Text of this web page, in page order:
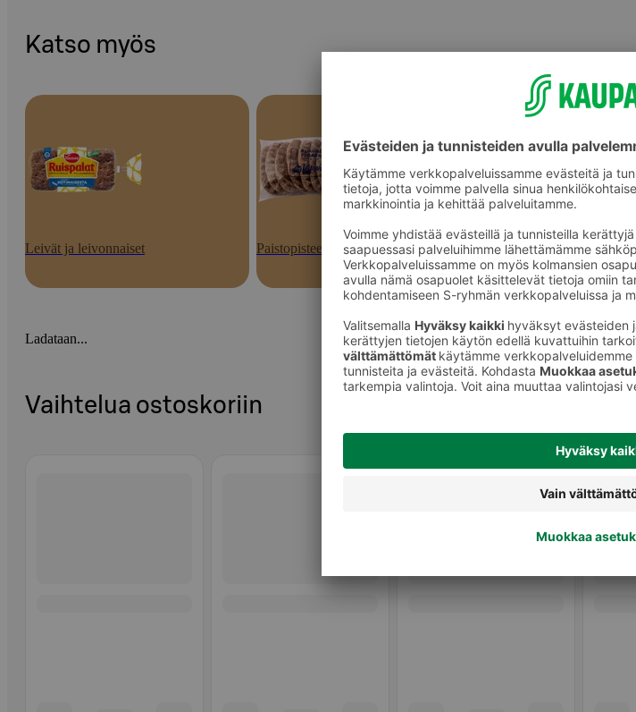
Katso myös
Leivät ja leivonnaiset Paistopisteen tuotteet Makeat leivonnaiset
Ladataan...
Vaihtelua ostoskoriin